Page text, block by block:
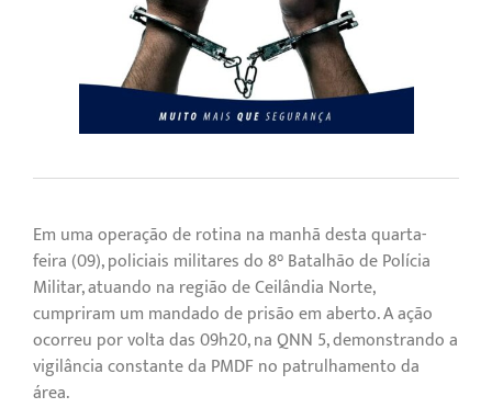
Em uma operação de rotina na manhã desta quarta-
feira (09), policiais militares do 8° Batalhão de Polícia
Militar, atuando na região de Ceilândia Norte,
cumpriram um mandado de prisão em aberto. A ação
ocorreu por volta das 09h20, na QNN 5, demonstrando a
vigilância constante da PMDF no patrulhamento da
área.